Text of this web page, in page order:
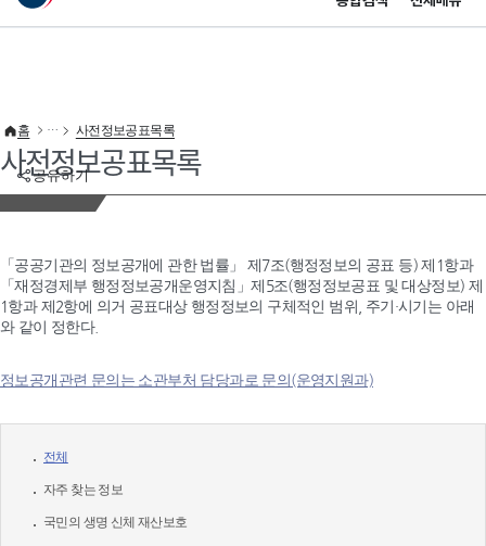
이 누리집은 대한민국 공식 전자정부 누리집입니다.
공유하기
홈 사전정보공표목록
사전정보공표목록
「공공기관의 정보공개에 관한 법률」 제7조(행정정보의 공표 등) 제1항과
「재정경제부 행정정보공개운영지침」제5조(행정정보공표 및 대상정보) 제
1항과 제2항에 의거 공표대상 행정정보의 구체적인 범위, 주기·시기는 아래
와 같이 정한다.
정보공개관련 문의는 소관부처 담당과로 문의(운영지원과)
전체
자주 찾는 정보
국민의 생명 신체 재산보호